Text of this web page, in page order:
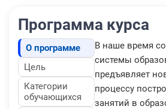
Программа курса
О программе
Цель
Категории
обучающихся
В наше время
системы
предъявляет
процессу
занятий в